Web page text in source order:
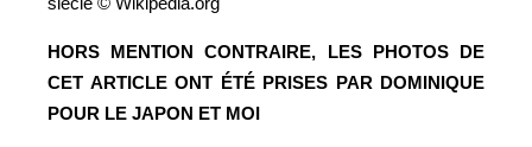
HORS MENTION CONTRAIRE, LES PHOTOS DE
CET ARTICLE ONT ÉTÉ PRISES PAR DOMINIQUE
POUR LE JAPON ET MOI